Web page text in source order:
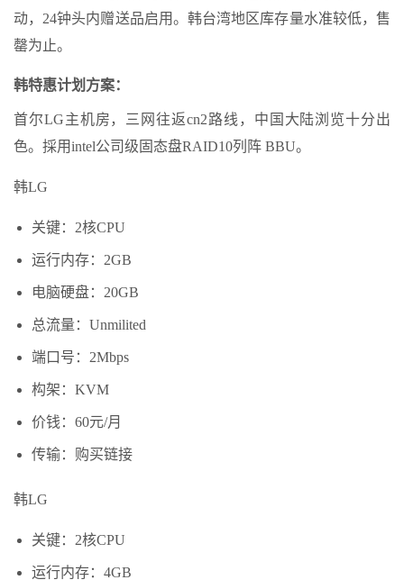
动，24钟头内赠送品启用。韩台湾地区库存量水准较低，售
罄为止。
韩特惠计划方案：
首尔LG主机房，三网往返cn2路线，中国大陆浏览十分出
色。採用intel公司级固态盘RAID10列阵 BBU。
韩LG
关键：2核CPU
运行内存：2GB
电脑硬盘：20GB
总流量：Unmilited
端口号：2Mbps
构架：KVM
价钱：60元/月
传输：购买链接
韩LG
关键：2核CPU
运行内存：4GB